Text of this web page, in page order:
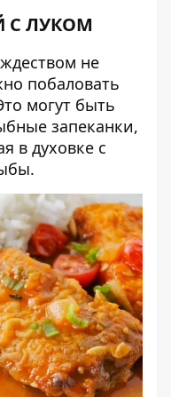
С ЛУКОМ
не
побаловать
могут быть
запеканки,
в духовке с